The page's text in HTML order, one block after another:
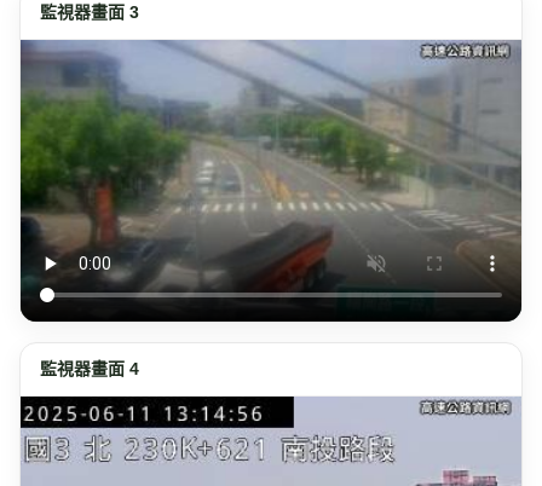
監視器畫面 3
監視器畫面 4